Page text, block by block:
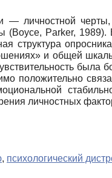
— личностной
Parker,
структура
и общей
положительно
личностных
, психологический